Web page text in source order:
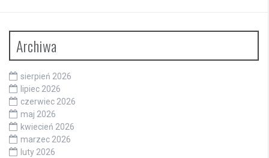
Archiwa
sierpień 2026
lipiec 2026
czerwiec 2026
maj 2026
kwiecień 2026
marzec 2026
luty 2026